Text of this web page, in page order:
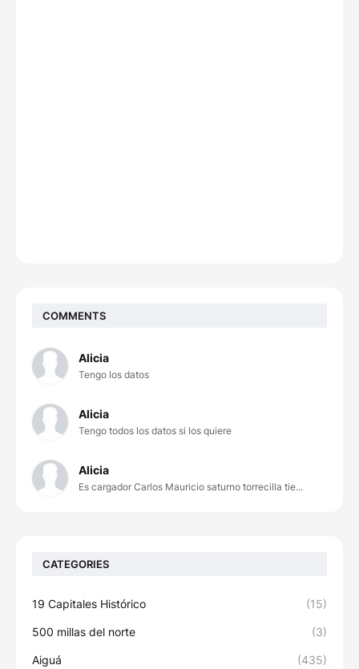
COMMENTS
Alicia
Tengo los datos
Alicia
Tengo todos los datos si los quiere
Alicia
Es cargador Carlos Mauricio saturno torrecilla tie...
CATEGORIES
19 Capitales Histórico (15)
500 millas del norte (3)
Aiguá (435)